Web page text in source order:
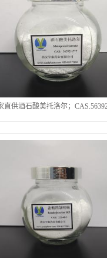
直供酒石酸美托洛尔；